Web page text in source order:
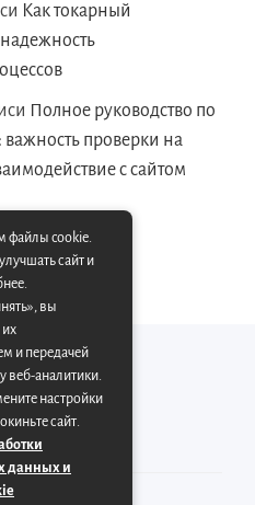
Как токарный
Полное руководство по
проверки на
с сайтом
файлы cookie.
сайт и
вы
их
и передачей
веб-аналитики.
настройки
сайт.
данных и